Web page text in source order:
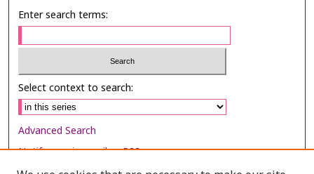
Enter search terms:
Select context to search:
Advanced Search
Notify me via email orRSS